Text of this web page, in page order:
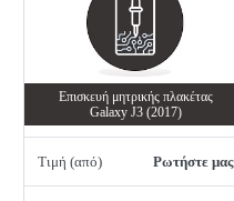
Επισκευή μητρικής πλακέτας
Galaxy J3 (2017)
Τιμή (από) Ρωτήστε μας